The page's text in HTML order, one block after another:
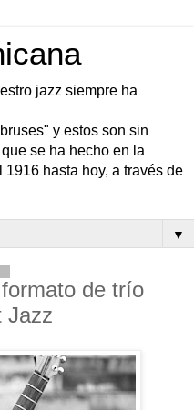
jazz siempre ha
y estos son sin
se ha hecho en la
hasta hoy, a través de
▼
de trío
Jazz